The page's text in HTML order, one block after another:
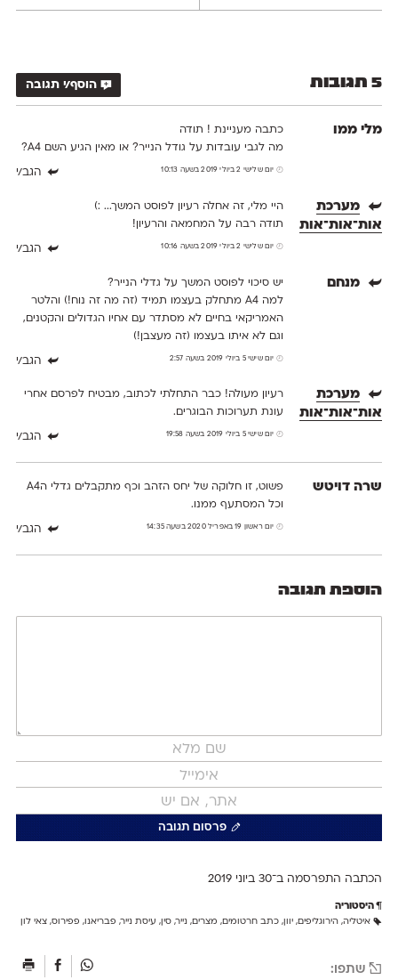
הוסף/י תגובה 5 תגובות
מלי ממו
כתבה מעניינת ! תודה
מה לגבי עובדות על גודל הנייר? או מאין הגיע השם A4?
יום שלישי 2 ביולי 2019 בשעה 10:13 הגב/י
מערכת
אות־אות־אות
היי מלי, זה אחלה רעיון לפוסט המשך... :)
תודה רבה על המחמאה והרעיון!
יום שלישי 2 ביולי 2019 בשעה 10:16 הגב/י
מנחם
יש סיכוי לפוסט המשך על גדלי הנייר?
למה A4 מתחלק בעצמו תמיד (זה מה זה נוח!) והלטר
האמריקאי בחיים לא מסתדר עם אחיו הגדולים והקטנים,
וגם לא איתו בעצמו (זה מעצבן!)
יום שישי 5 ביולי 2019 בשעה 2:57 הגב/י
מערכת
אות־אות־אות
רעיון מעולה! כבר התחלתי לכתוב, מבטיח לפרסם אחרי
עונת תערוכות הבוגרים.
יום שישי 5 ביולי 2019 בשעה 19:58 הגב/י
שרה דויטש
פשוט, זו חלוקה של יחס הזהב וכף מתקבלים גדלי הA4
וכל המסתעף ממנו.
יום ראשון 19 באפריל 2020 בשעה 14:35 הגב/י
הוספת תגובה
פרסום תגובה
הכתבה התפרסמה ב־30 ב יוני 2019
היסטוריה
איטליה, הירוגליפים, יוון , כתב חרטומים, מצרים, נייר, סין , עיסת נייר, פבריאנו , פפירוס, צאי לון
שתפו: